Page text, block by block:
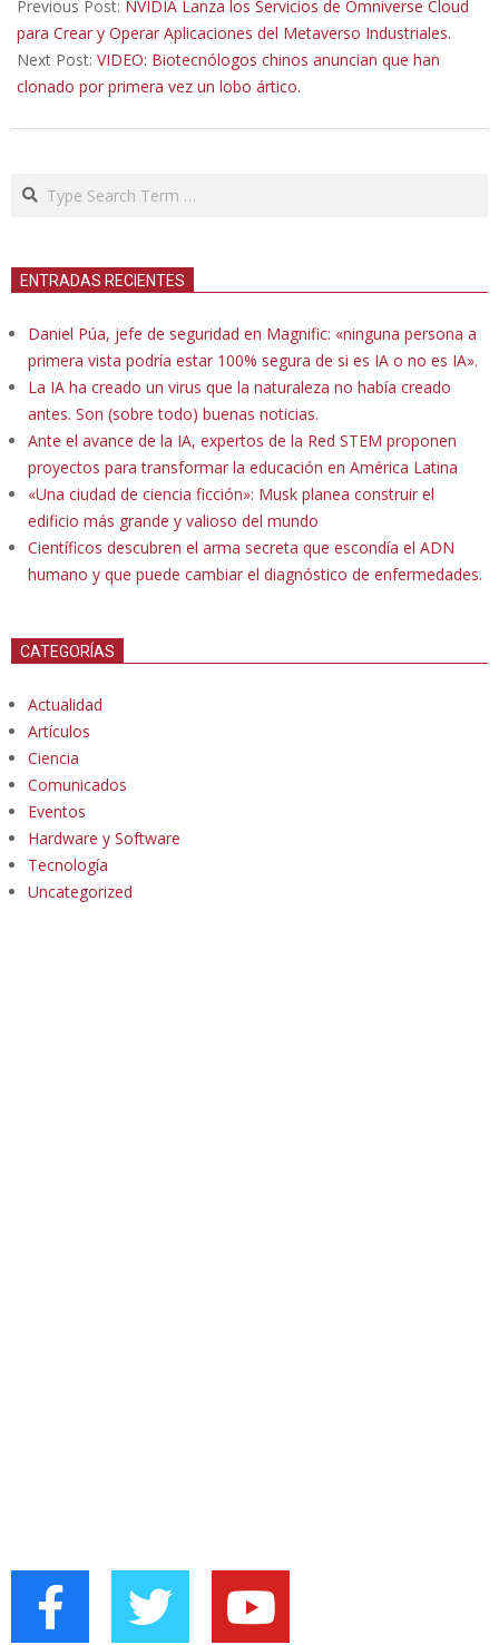
20
Previous Post: NVIDIA Lanza los Servicios de Omniverse Cloud
para Crear y Operar Aplicaciones del Metaverso Industriales.
Next Post: VIDEO: Biotecnólogos chinos anuncian que han
clonado por primera vez un lobo ártico.
Search
ENTRADAS RECIENTES
Daniel Púa, jefe de seguridad en Magnific: «ninguna persona a
primera vista podría estar 100% segura de si es IA o no es IA».
La IA ha creado un virus que la naturaleza no había creado
antes. Son (sobre todo) buenas noticias.
Ante el avance de la IA, expertos de la Red STEM proponen
proyectos para transformar la educación en América Latina
«Una ciudad de ciencia ficción»: Musk planea construir el
edificio más grande y valioso del mundo
Científicos descubren el arma secreta que escondía el ADN
humano y que puede cambiar el diagnóstico de enfermedades.
CATEGORÍAS
Actualidad
Artículos
Ciencia
Comunicados
Eventos
Hardware y Software
Tecnología
Uncategorized